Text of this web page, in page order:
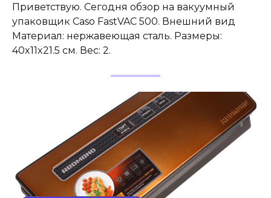
Приветствую. Сегодня обзор на вакуумный
упаковщик Caso FastVAC 500. Внешний вид
Материал: нержавеющая сталь. Размеры:
40x11x21.5 см. Вес: 2.